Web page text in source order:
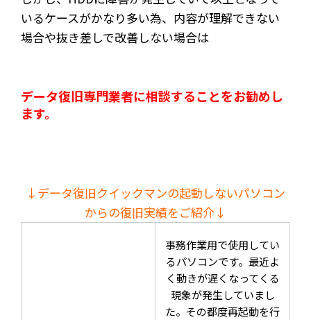
いるケースがかなり多い為、内容が理解できない
場合や抜き差しで改善しない場合は
データ復旧専門業者に相談することをお勧めし
ます。
↓データ復旧クイックマンの起動しないパソコン
からの復旧実績をご紹介↓
事務作業用で使用してい
るパソコンです。最近よ
く動きが遅くなってくる
現象が発生していまし
た。その都度再起動を行